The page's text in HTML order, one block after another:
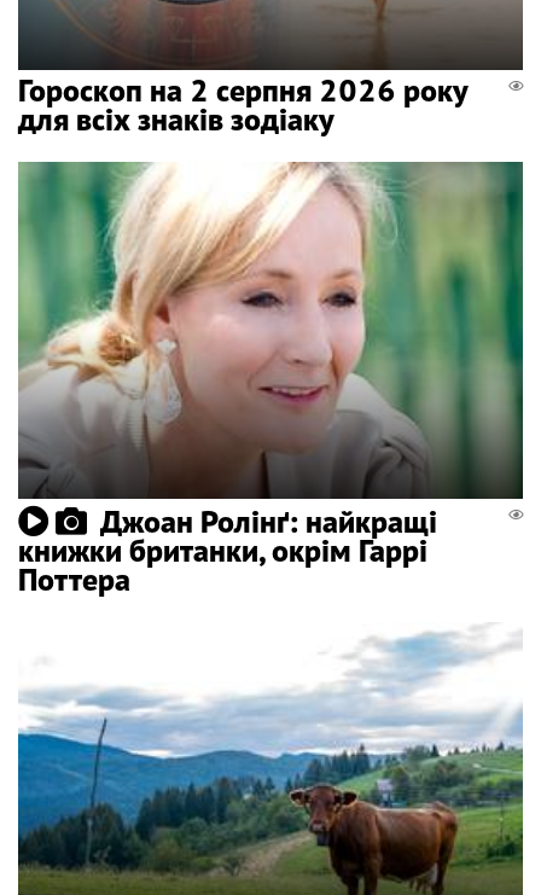
Гороскоп на 2 серпня 2026 року
для всіх знаків зодіаку
Джоан Ролінґ: найкращі
книжки британки, окрім Гаррі
Поттера